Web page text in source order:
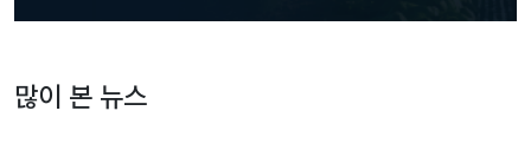
많이 본 뉴스